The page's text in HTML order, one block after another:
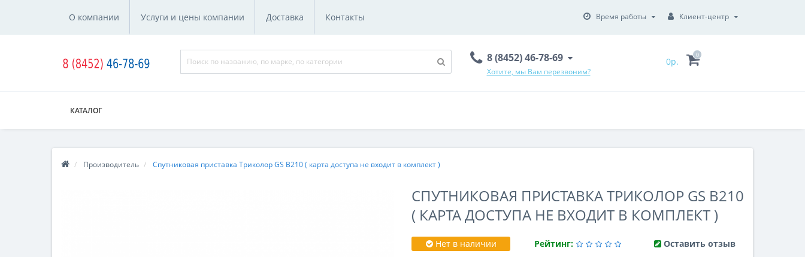
О компании Услуги и цены компании Доставка Контакты Время работы Клиент-центр
8 (8452) 46-78-69
Хотите, мы Вам перезвоним?
0р.
0
КАТАЛОГ
Производитель Спутниковая приставка Триколор GS B210 ( карта доступа не входит в комплект )
СПУТНИКОВАЯ ПРИСТАВКА ТРИКОЛОР GS B210
( КАРТА ДОСТУПА НЕ ВХОДИТ В КОМПЛЕКТ )
Нет в наличии Рейтинг: Оставить отзыв